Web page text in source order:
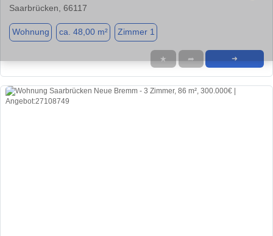
Saarbrücken, 66117
Wohnung ca. 48,00 m² Zimmer 1
★ ➦ ➜